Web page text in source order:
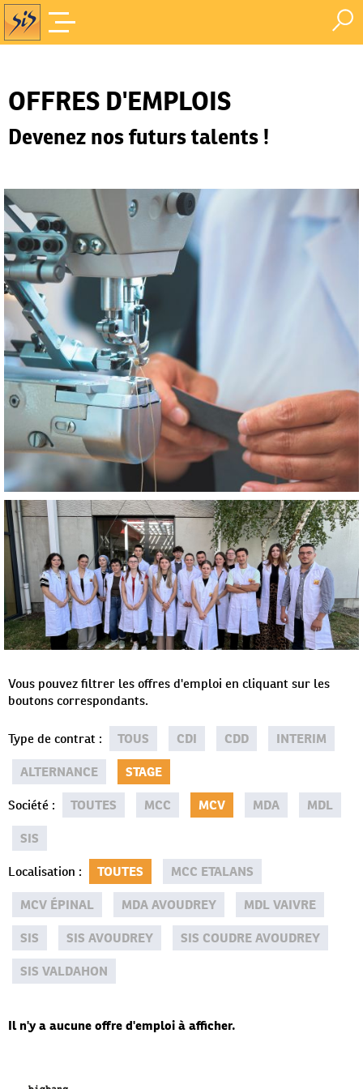
OFFRES D'EMPLOIS
Devenez nos futurs talents !
Vous pouvez filtrer les offres d'emploi en cliquant sur les
boutons correspondants.
Type de contrat : TOUS CDI CDD
INTERIM
ALTERNANCE
STAGE
Société : TOUTES MCC MCV MDA
MDL
SIS
Localisation : TOUTES
MCC ETALANS
MCV ÉPINAL
MDA AVOUDREY
MDL VAIVRE
SIS
SIS AVOUDREY
SIS COUDRE AVOUDREY
SIS VALDAHON
Il n'y a aucune offre d'emploi à afficher.